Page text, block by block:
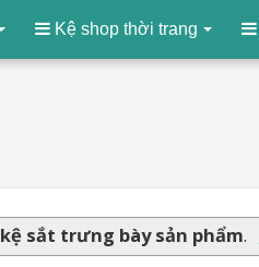
Kệ shop thời trang
kệ sắt trưng bày sản phẩm.